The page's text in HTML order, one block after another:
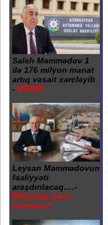
Saleh Məmmədov 1
ilə 176 milyon manat
artıq vəsait xərcləyib
- RƏSMİ
Leysan Məmmədovun
fəaliyyəti
araşdırılacaq….-
Milyonlar necə
xərclənir?